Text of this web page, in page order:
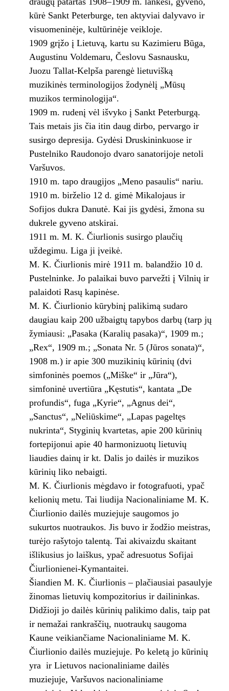
kūrė Sankt Peterburge, ten aktyviai dalyvavo ir
visuomeninėje, kultūrinėje veikloje.
1909 grįžo į Lietuvą, kartu su Kazimieru Būga,
Augustinu Voldemaru, Česlovu Sasnausku,
Juozu Tallat-Kelpša parengė lietuvišką
muzikinės terminologijos žodynėlį „Mūsų
muzikos terminologija“.
1909 m. rudenį vėl išvyko į Sankt Peterburgą.
Tais metais jis čia itin daug dirbo, pervargo ir
susirgo depresija. Gydėsi Druskininkuose ir
Pustelniko Raudonojo dvaro sanatorijoje netoli
Varšuvos.
1910 m. tapo draugijos „Meno pasaulis“ nariu.
1910 m. birželio 12 d. gimė Mikalojaus ir
Sofijos dukra Danutė. Kai jis gydėsi, žmona su
dukrele gyveno atskirai.
1911 m. M. K. Čiurlionis susirgo plaučių
uždegimu. Liga ji įveikė.
M. K. Čiurlionis mirė 1911 m. balandžio 10 d.
Pustelninke. Jo palaikai buvo parvežti į Vilnių ir
palaidoti Rasų kapinėse.
M. K. Čiurlionio kūrybinį palikimą sudaro
daugiau kaip 200 užbaigtų tapybos darbų (tarp jų
žymiausi: „Pasaka (Karalių pasaka)“, 1909 m.;
„Rex“, 1909 m.; „Sonata Nr. 5 (Jūros sonata)“,
1908 m.) ir apie 300 muzikinių kūrinių (dvi
simfoninės poemos („Miške“ ir „Jūra“),
simfoninė uvertiūra „Kęstutis“, kantata „De
profundis“, fuga „Kyrie“, „Agnus dei“,
„Sanctus“, „Neliūskime“, „Lapas pageltęs
nukrinta“, Styginių kvartetas, apie 200 kūrinių
fortepijonui apie 40 harmonizuotų lietuvių
liaudies dainų ir kt. Dalis jo dailės ir muzikos
kūrinių liko nebaigti.
M. K. Čiurlionis mėgdavo ir fotografuoti, ypač
kelionių metu. Tai liudija Nacionaliniame M. K.
Čiurlionio dailės muziejuje saugomos jo
sukurtos nuotraukos. Jis buvo ir žodžio meistras,
turėjo rašytojo talentą. Tai akivaizdu skaitant
išlikusius jo laiškus, ypač adresuotus Sofijai
Čiurlionienei-Kymantaitei.
Šiandien M. K. Čiurlionis – plačiausiai pasaulyje
žinomas lietuvių kompozitorius ir dailininkas.
Didžioji jo dailės kūrinių palikimo dalis, taip pat
ir nemažai rankraščių, nuotraukų saugoma
Kaune veikiančiame Nacionaliniame M. K.
Čiurlionio dailės muziejuje. Po keletą jo kūrinių
yra ir Lietuvos nacionaliniame dailės
muziejuje, Varšuvos nacionaliniame